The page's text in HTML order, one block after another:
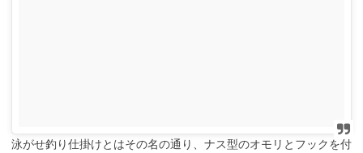
泳がせ釣り仕掛けとはその名の通り、ナス型のオモリとフックを付